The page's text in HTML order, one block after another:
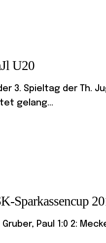
U20
3. Spieltag der Th.
gelang...
Sparkassencup
Paul 1:0 2: